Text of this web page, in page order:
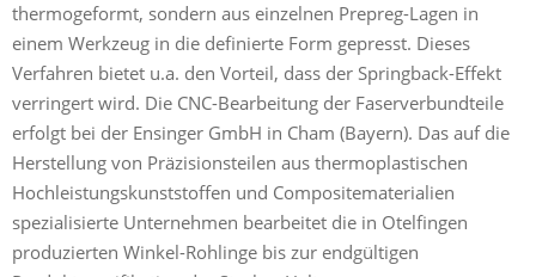
thermogeformt, sondern aus einzelnen Prepreg-Lagen in
einem Werkzeug in die definierte Form gepresst. Dieses
Verfahren bietet u.a. den Vorteil, dass der Springback-Effekt
verringert wird. Die CNC-Bearbeitung der Faserverbundteile
erfolgt bei der Ensinger GmbH in Cham (Bayern). Das auf die
Herstellung von Präzisionsteilen aus thermoplastischen
Hochleistungskunststoffen und Compositematerialien
spezialisierte Unternehmen bearbeitet die in Otelfingen
produzierten Winkel-Rohlinge bis zur endgültigen